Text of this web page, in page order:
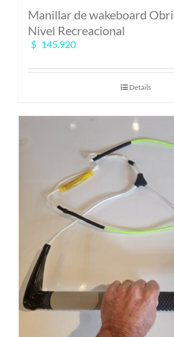
Manillar de wakeboard
Nivel Recreacional
$ 145.920
Details